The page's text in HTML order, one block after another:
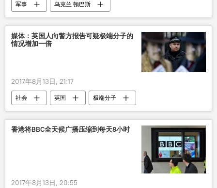
军事
乌克兰 顿巴斯
顿涅茨克人民共和国国防部
无人机
爱德华•巴苏林
媒体：英国人向警方报告可疑极端分子的
情况增加一倍
2017年8月13日, 21:17
社会 英国 极端分子
香港将ВВС全天候广播压缩到每天8小时
2017年8月13日, 20:55